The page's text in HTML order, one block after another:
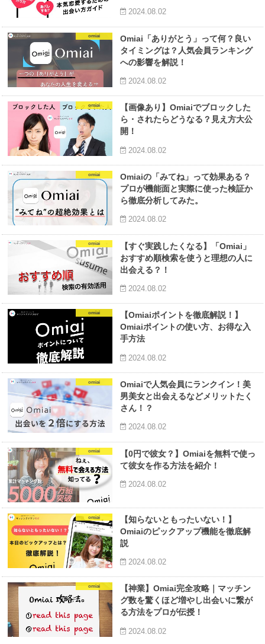
2024.08.02
omiai
Omiai「ありがとう」って何？良い
タイミングは？人気会員ランキング
への影響を解説！
2024.08.02
omiai
【画像あり】Omiaiでブロックした
ら・されたらどうなる？見え方大公
開！
2024.08.02
omiai
Omiaiの「みてね」って効果ある？
プロが機能面と実際に使った検証か
ら徹底分析してみた。
2024.08.02
omiai
【すぐ実践したくなる】「Omiai」
おすすめ順検索を使うと理想の人に
出会える？！
2024.08.02
omiai
【Omiaiポイントを徹底解説！】
Omiaiポイントの使い方、お得な入
手方法
2024.08.02
omiai
Omiaiで人気会員にランクイン！美
男美女と出会えるなどメリットたく
さん！？
2024.08.02
omiai
【0円で彼女？】Omiaiを無料で使っ
て彼女を作る方法を紹介！
2024.08.02
omiai
【知らないともったいない！】
Omiaiのピックアップ機能を徹底解
説
2024.08.02
omiai
【神業】Omiai完全攻略｜マッチン
グ数を驚くほど増やし出会いに繋が
る方法をプロが伝授！
2024.08.02